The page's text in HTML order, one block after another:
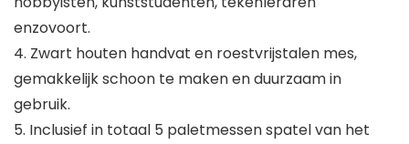
enzovoort.
4. Zwart houten handvat en roestvrijstalen mes,
gemakkelijk schoon te maken en duurzaam in
gebruik.
5. Inclusief in totaal 5 paletmessen spatel van het